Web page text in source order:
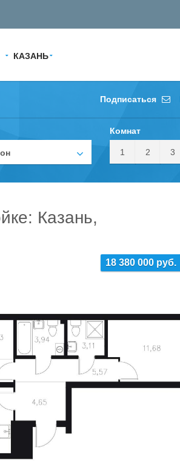
КАЗАНЬ
Подписаться
Комнат
1 2 3
Казань,
18 380 000 руб.